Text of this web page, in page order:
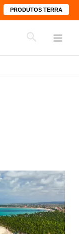
PRODUTOS TERRA
Pesquisar